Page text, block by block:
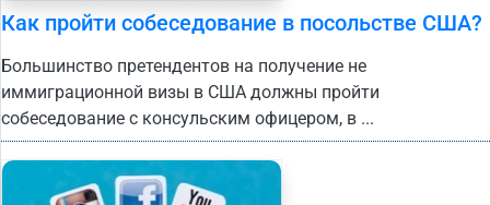
Как пройти собеседование в посольстве США?
Большинство претендентов на получение не
иммиграционной визы в США должны пройти
собеседование с консульским офицером, в ...